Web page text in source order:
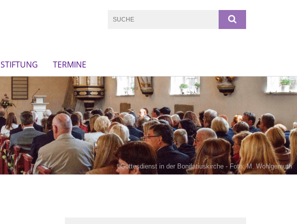
STIFTUNG TERMINE
Gottesdienst in der Bonifatiuskirche - Foto: M. Wohlgemuth